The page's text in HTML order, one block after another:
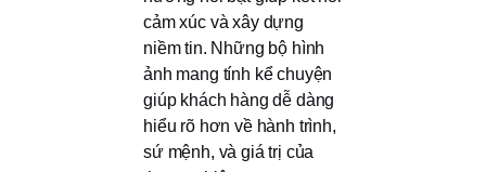
cảm xúc và xây dựng
niềm tin. Những bộ hình
ảnh mang tính kể chuyện
giúp khách hàng dễ dàng
hiểu rõ hơn về hành trình,
sứ mệnh, và giá trị của